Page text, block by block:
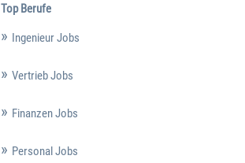
Top Berufe
Ingenieur Jobs
Vertrieb Jobs
Finanzen Jobs
Personal Jobs